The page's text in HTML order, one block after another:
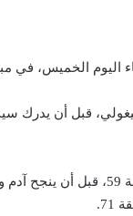
41 عن طريق سفيان فيغولي،
وعاد فيغولي ليسجل الهدف الثاني له